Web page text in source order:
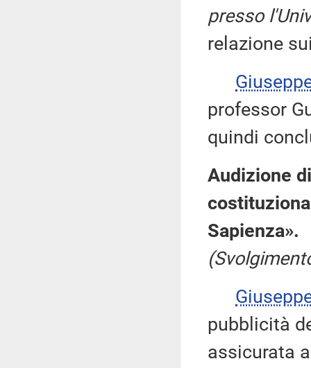
presso
relazione
professor
quindi
Audizione
Sapienza».
pubblicità
assicurata